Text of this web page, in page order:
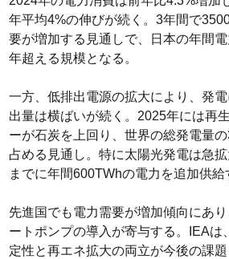
年平均4%の伸びが続く。3年間で
要が増加する見通しで、日本の年間
年超える規模となる。
一方、低排出電源の拡大により、発
出量は横ばいが続く。2025年には再
ーが石炭を上回り、世界の総発電量
占める見通し。特に太陽光発電は急
までに年間600TWhの電力を追加供給
先進国でも電力需要が増加傾向にあ
ートポンプの導入が寄与する。IEAは
定性と再エネ拡大の両立が今後の課